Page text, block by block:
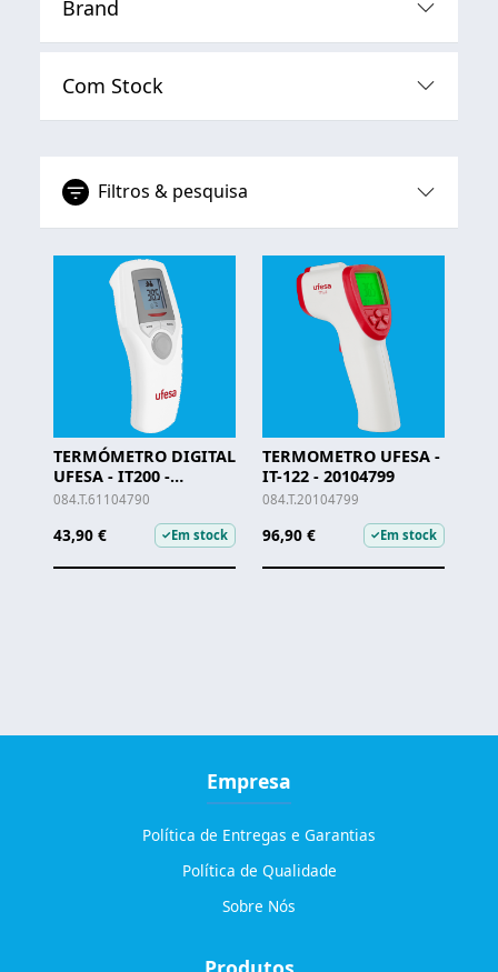
Filtros & pesquisa
TERMÓMETRO DIGITAL
UFESA - IT200 -
61104790
084.T.61104790
43,90 € ✓Em stock
TERMOMETRO UFESA -
IT-122 - 20104799
084.T.20104799
96,90 € ✓Em stock
Brand
Com Stock
Empresa
Política de Entregas e Garantias
Política de Qualidade
Sobre Nós